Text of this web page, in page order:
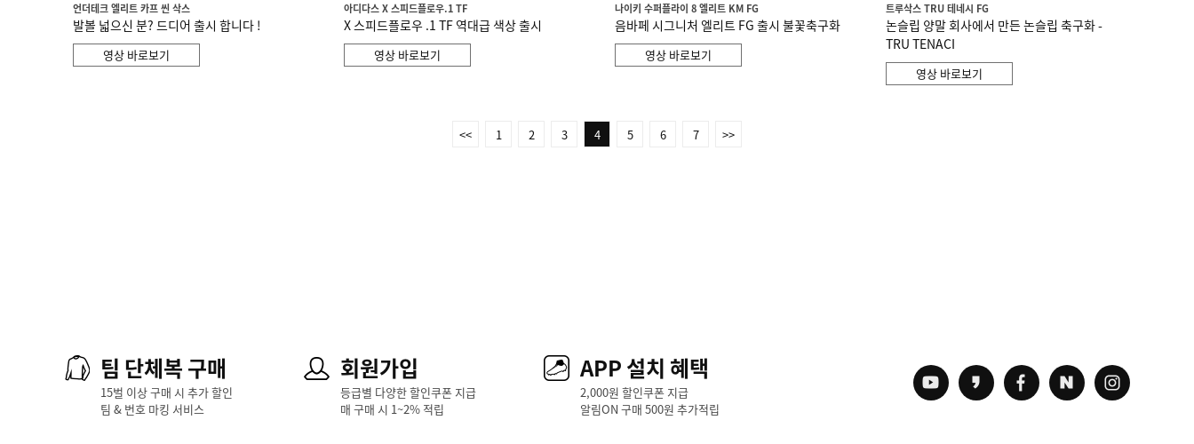
언더테크 엘리트 카프 씬 삭스
발볼 넓으신 분? 드디어 출시 합니다 !
영상 바로보기
아디다스 X 스피드플로우.1 TF
X 스피드플로우 .1 TF 역대급 색상 출시
영상 바로보기
나이키 수퍼플라이 8 엘리트 KM FG
음바페 시그니처 엘리트 FG 출시 불꽃축구화
영상 바로보기
트루삭스 TRU 테네시 FG
논슬립 양말 회사에서 만든 논슬립 축구화 -
TRU TENACI
영상 바로보기
<< 1 2 3 4 5 6 7 >>
팀 단체복 구매
15벌 이상 구매 시 추가 할인
팀 & 번호 마킹 서비스
회원가입
등급별 다양한 할인쿠폰 지급
매 구매 시 1~2% 적립
APP 설치 혜택
2,000원 할인쿠폰 지급
알림ON 구매 500원 추가적립